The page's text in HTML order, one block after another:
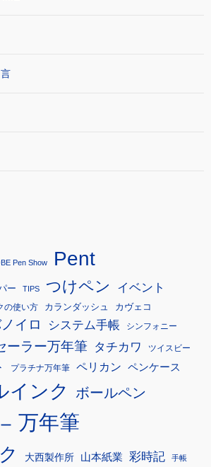
Pen Show Pent
ー TIPS つけペン イベント
の使い方 カランダッシュ カヴェコ
イロ システム手帳 シンフォニー
ーラー万年筆 タチカワ ツイスビー
プラチナ万年筆 ペリカン ペンケース
インク ボールペン
万年筆
大西製作所 山本紙業 彩時記 手帳